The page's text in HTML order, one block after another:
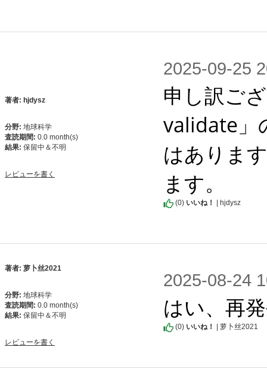
著者: hjdysz
分野: 地球科学
査読期間: 0.0 month(s)
結果: 保留中＆不明
レビューを書く
2025-09-25
申し訳ご
validate」
はありま
ます。
(0) いいね！ | hjdysz
著者: 萝卜丝2021
分野: 地球科学
査読期間: 0.0 month(s)
結果: 保留中＆不明
レビューを書く
2025-08-24
はい、再
(0) いいね！ | 萝卜丝2021